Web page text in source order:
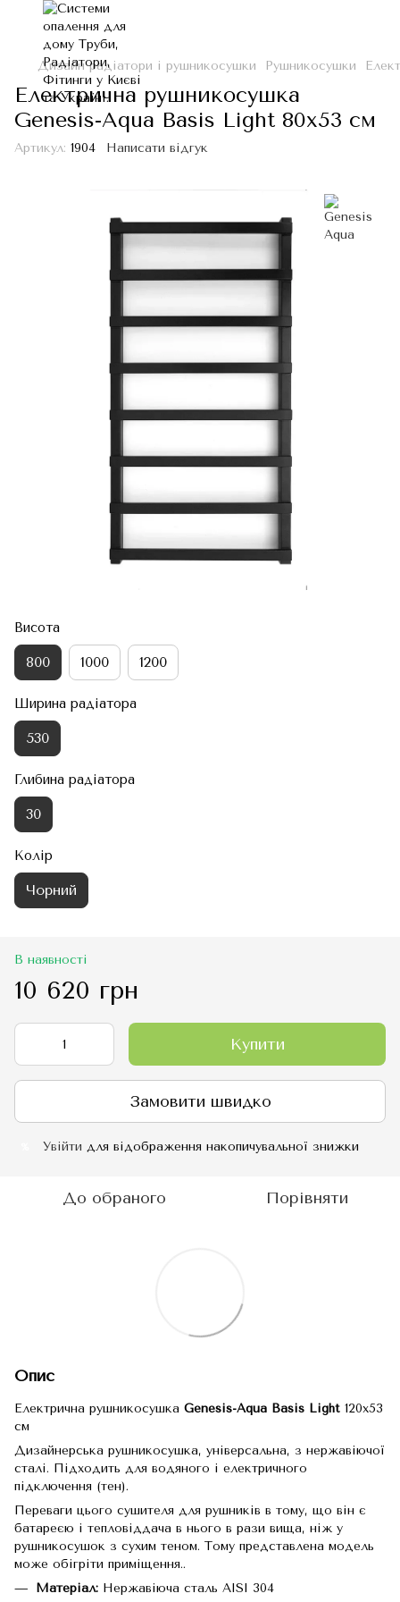
Дизайн радіатори і рушникосушки Рушникосушки
Електрична рушникосушка
Genesis-Aqua Basis Light 80x53 см
Артикул: 1904 Написати відгук
Висота
800 1000 1200
Ширина радіатора
530
Глибина радіатора
30
Колір
Чорний
В наявності
10 620 грн
Купити
Замовити швидко
Увійти для відображення накопичувальної знижки
До обраного Порівняти
Опис
Електрична рушникосушка Genesis-Aqua Basis Light 120x53
см
Дизайнерська рушникосушка, універсальна, з нержавіючої
сталі. Підходить для водяного і електричного
підключення (тен).
Переваги цього сушителя для рушників в тому, що він є
батареєю і тепловіддача в нього в рази вища, ніж у
рушникосушок з сухим теном. Тому представлена модель
може обігріти приміщення..
Матеріал: Нержавіюча сталь AISI 304